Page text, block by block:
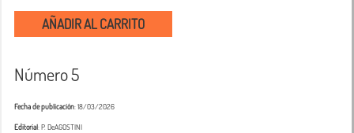
AÑADIR AL CARRITO
Número 5
Fecha de publicación: 18/03/2026
Editorial: P. DeAGOSTINI